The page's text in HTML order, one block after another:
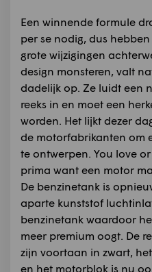
Een winnende formule
per se nodig, dus
grote wijzigingen
design monsteren, valt
dadelijk op. Ze luidt een
reeks in en moet een
worden. Het lijkt dezer
de motorfabrikanten om
te ontwerpen. You love
prima want een motor
De benzinetank is
aparte kunststof
benzinetank waardoor
meer premium oogt. De
zijn voortaan in zwart,
en het motorblok is nu